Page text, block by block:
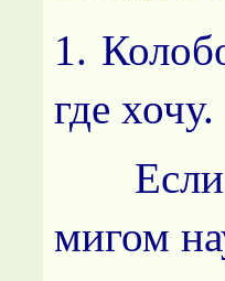
1.
где хочу.
Если
мигом